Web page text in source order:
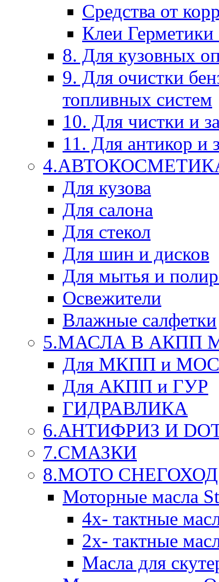
Средства от
Клеи
8. Для кузовных
9. Для очистки
топливных систем
10. Для чистки и
11. Для антикор и
Для кузова
Для салона
Для стекол
Для шин и дисков
Для мытья и
Освежители
Влажные салфетки
5.МАСЛА В АКПП
Для МКПП и
Для АКПП и ГУР
ГИДРАВЛИКА
6.АНТИФРИЗ И
7.СМАЗКИ
8.МОТО
Моторные масла
4х- тактные
2х- тактные
Масла для